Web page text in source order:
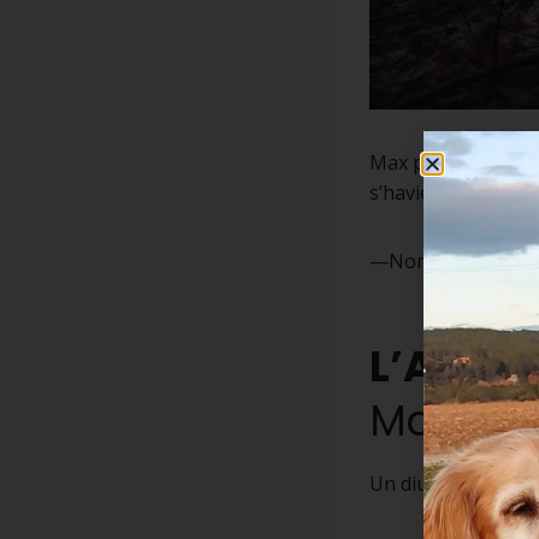
Max plorava a les
s’havien
—Només és un
Un diumenge